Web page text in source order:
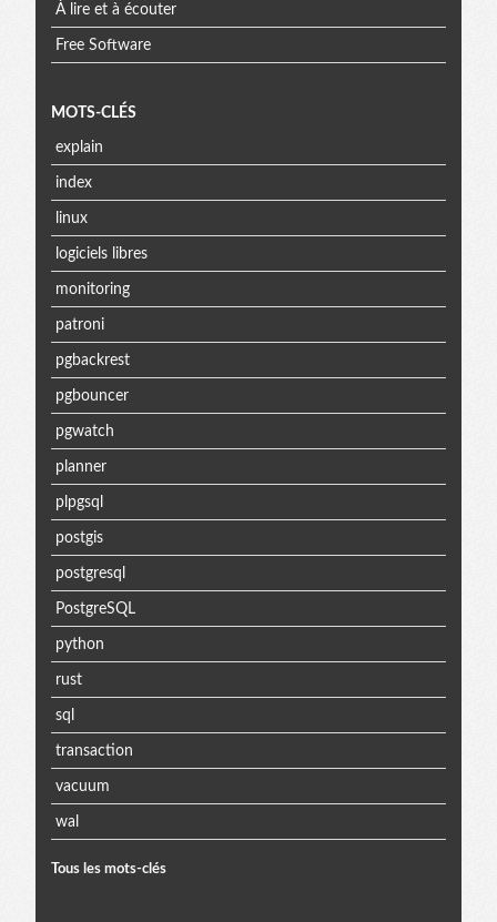
À lire et à écouter
Free Software
MOTS-CLÉS
explain
index
linux
logiciels libres
monitoring
patroni
pgbackrest
pgbouncer
pgwatch
planner
plpgsql
postgis
postgresql
PostgreSQL
python
rust
sql
transaction
vacuum
wal
Tous les mots-clés